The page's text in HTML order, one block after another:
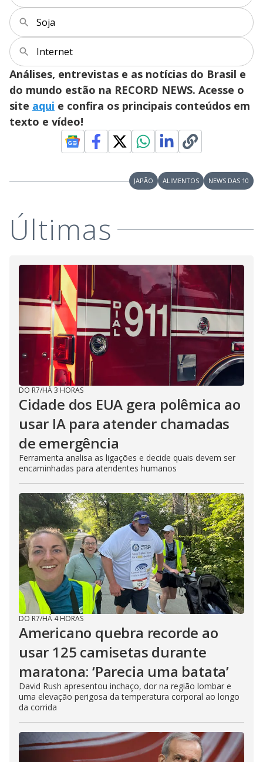
Soja
Internet
Análises, entrevistas e as notícias do Brasil e
do mundo estão na RECORD NEWS. Acesse o
site aqui e confira os principais conteúdos em
texto e vídeo!
JAPÃO ALIMENTOS NEWS DAS 10
Últimas
DO R7/HÁ 3 HORAS
Cidade dos EUA gera polêmica ao
usar IA para atender chamadas
de emergência
Ferramenta analisa as ligações e decide quais devem ser
encaminhadas para atendentes humanos
DO R7/HÁ 4 HORAS
Americano quebra recorde ao
usar 125 camisetas durante
maratona: ‘Parecia uma batata’
David Rush apresentou inchaço, dor na região lombar e
uma elevação perigosa da temperatura corporal ao longo
da corrida